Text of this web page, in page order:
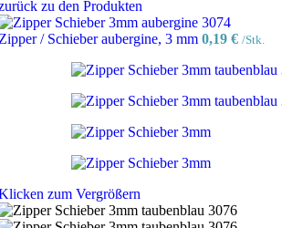
zu den Produkten
/ Schieber aubergine, 3 mm 0,19 € /Stk.
zum Vergrößern